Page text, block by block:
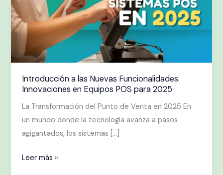
Introducción a las Nuevas Funcionalidades:
Innovaciones en Equipos POS para 2025
La Transformación del Punto de Venta en 2025 En
un mundo donde la tecnología avanza a pasos
agigantados, los sistemas […]
Funcionalidades:
Innovaciones
en
Equipos
POS
para
2025
Leer más »